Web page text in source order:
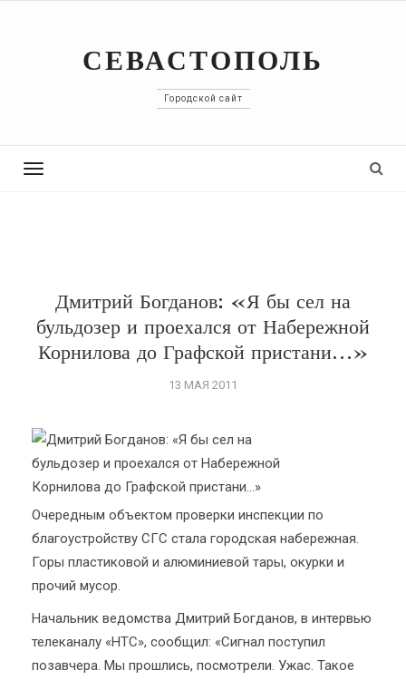
СЕВАСТОПОЛЬ
Городской сайт
Toggle
Дмитрий Богданов: «Я бы сел на
бульдозер и проехался от Набережной
Корнилова до Графской пристани…»
13 МАЯ 2011
Очередным объектом проверки инспекции по
благоустройству СГС стала городская набережная.
Горы пластиковой и алюминиевой тары, окурки и
прочий мусор.
Начальник ведомства Дмитрий Богданов, в интервью
телеканалу «НТС», сообщил: «Сигнал поступил
позавчера. Мы прошлись, посмотрели. Ужас. Такое